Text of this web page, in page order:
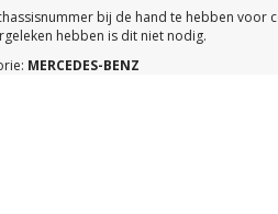
bij de hand te hebben voor
hebben is dit niet nodig.
MERCEDES-BENZ